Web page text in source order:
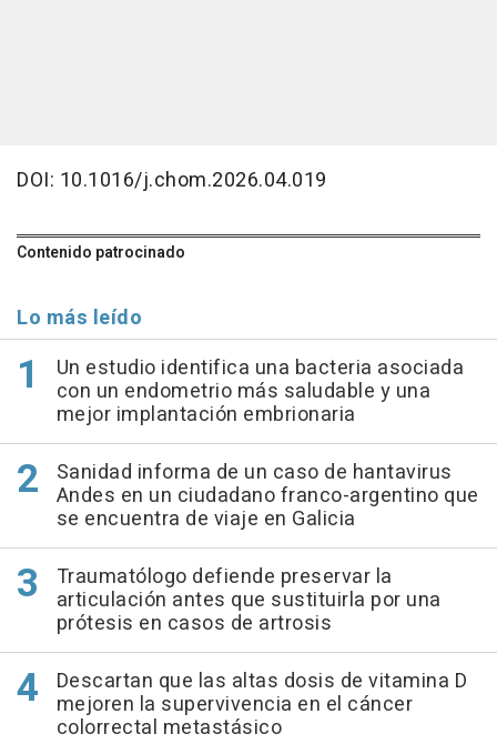
DOI: 10.1016/j.chom.2026.04.019
Contenido patrocinado
Lo más leído
Un estudio identifica una bacteria asociada
con un endometrio más saludable y una
mejor implantación embrionaria
Sanidad informa de un caso de hantavirus
Andes en un ciudadano franco-argentino que
se encuentra de viaje en Galicia
Traumatólogo defiende preservar la
articulación antes que sustituirla por una
prótesis en casos de artrosis
Descartan que las altas dosis de vitamina D
mejoren la supervivencia en el cáncer
colorrectal metastásico